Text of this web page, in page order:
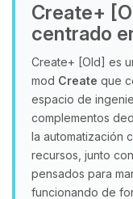
Create+
centrado
Create+ [Old] es
mod Create que
espacio de
complementos
la automatización
recursos, junto
pensados para
funcionando de